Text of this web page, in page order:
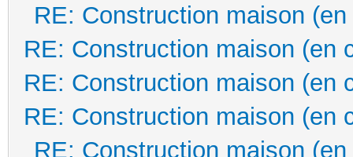
RE: Construction maison
RE: Construction maison (en
RE: Construction maison (en
RE: Construction maison (en
RE: Construction maison